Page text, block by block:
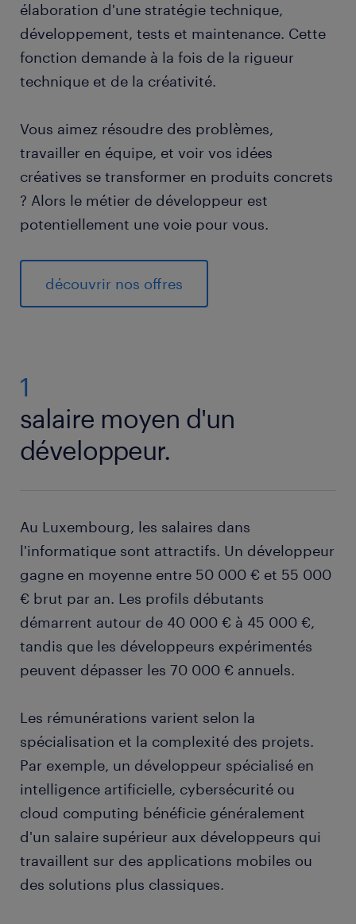
élaboration d'une stratégie technique,
développement, tests et maintenance. Cette
fonction demande à la fois de la rigueur
technique et de la créativité.
Vous aimez résoudre des problèmes,
travailler en équipe, et voir vos idées
créatives se transformer en produits concrets
? Alors le métier de développeur est
potentiellement une voie pour vous.
découvrir nos offres
1
salaire moyen d'un
développeur.
Au Luxembourg, les salaires dans
l'informatique sont attractifs. Un développeur
gagne en moyenne entre 50 000 € et 55 000
€ brut par an. Les profils débutants
démarrent autour de 40 000 € à 45 000 €,
tandis que les développeurs expérimentés
peuvent dépasser les 70 000 € annuels.
Les rémunérations varient selon la
spécialisation et la complexité des projets.
Par exemple, un développeur spécialisé en
intelligence artificielle, cybersécurité ou
cloud computing bénéficie généralement
d'un salaire supérieur aux développeurs qui
travaillent sur des applications mobiles ou
des solutions plus classiques.